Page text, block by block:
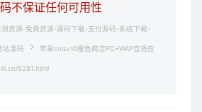
不保证任何可用性
资源-免费资源-源码下载-支付源码-系统下载-
站源码 苹果cmsv10橙色简洁PC+WAP自适应
5281.html